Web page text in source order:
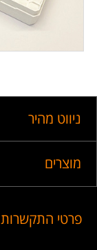
ניווט מהיר
מוצרים
פרטי התקשרות